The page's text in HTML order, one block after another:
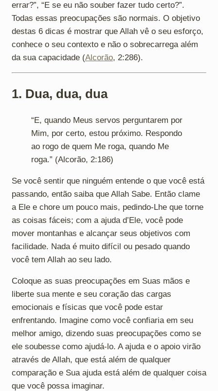
errar?”, “E se eu não souber fazer tudo certo?”.
Todas essas preocupações são normais. O objetivo
destas 6 dicas é mostrar que Allah vê o seu esforço,
conhece o seu contexto e não o sobrecarrega além
da sua capacidade (Alcorão, 2:286).
1. Dua, dua, dua
“E, quando Meus servos perguntarem por
Mim, por certo, estou próximo. Respondo
ao rogo de quem Me roga, quando Me
roga.” (Alcorão, 2:186)
Se você sentir que ninguém entende o que você está
passando, então saiba que Allah Sabe. Então clame
a Ele e chore um pouco mais, pedindo-Lhe que torne
as coisas fáceis; com a ajuda d’Ele, você pode
mover montanhas e alcançar seus objetivos com
facilidade. Nada é muito difícil ou pesado quando
você tem Allah ao seu lado.
Coloque as suas preocupações em Suas mãos e
liberte sua mente e seu coração das cargas
emocionais e físicas que você pode estar
enfrentando. Imagine como você confiaria em seu
melhor amigo, dizendo suas preocupações como se
ele soubesse como ajudá-lo. A ajuda e o apoio virão
através de Allah, que está além de qualquer
comparação e Sua ajuda está além de qualquer coisa
que você possa imaginar.